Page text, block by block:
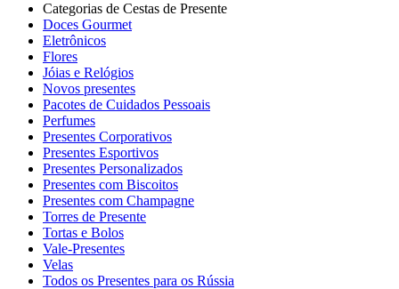
Categorias de Cestas de Presente
Doces Gourmet
Eletrônicos
Flores
Jóias e Relógios
Novos presentes
Pacotes de Cuidados Pessoais
Perfumes
Presentes Corporativos
Presentes Esportivos
Presentes Personalizados
Presentes com Biscoitos
Presentes com Champagne
Torres de Presente
Tortas e Bolos
Vale-Presentes
Velas
Todos os Presentes para os Rússia